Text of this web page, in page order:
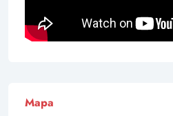
Mapa